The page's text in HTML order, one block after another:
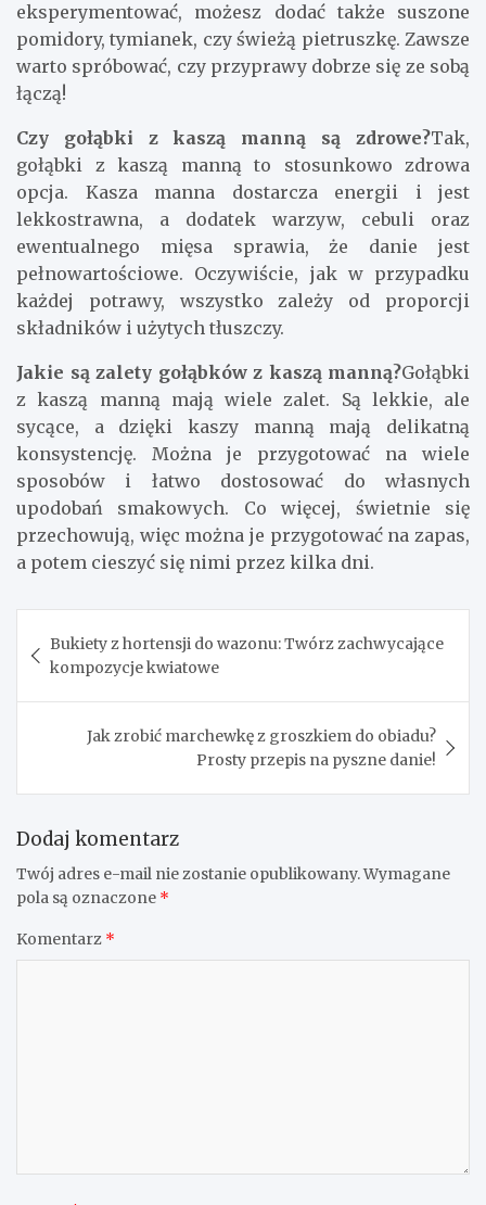
eksperymentować, możesz dodać także suszone
pomidory, tymianek, czy świeżą pietruszkę. Zawsze
warto spróbować, czy przyprawy dobrze się ze sobą
łączą!
Czy gołąbki z kaszą manną są zdrowe?Tak,
gołąbki z kaszą manną to stosunkowo zdrowa
opcja. Kasza manna dostarcza energii i jest
lekkostrawna, a dodatek warzyw, cebuli oraz
ewentualnego mięsa sprawia, że danie jest
pełnowartościowe. Oczywiście, jak w przypadku
każdej potrawy, wszystko zależy od proporcji
składników i użytych tłuszczy.
Jakie są zalety gołąbków z kaszą manną?Gołąbki
z kaszą manną mają wiele zalet. Są lekkie, ale
sycące, a dzięki kaszy manną mają delikatną
konsystencję. Można je przygotować na wiele
sposobów i łatwo dostosować do własnych
upodobań smakowych. Co więcej, świetnie się
przechowują, więc można je przygotować na zapas,
a potem cieszyć się nimi przez kilka dni.
wpisu
Bukiety z hortensji do wazonu: Twórz zachwycające
kompozycje kwiatowe
Jak zrobić marchewkę z groszkiem do obiadu?
Prosty przepis na pyszne danie!
Dodaj komentarz
Twój adres e-mail nie zostanie opublikowany.Wymagane
pola są oznaczone *
Komentarz *